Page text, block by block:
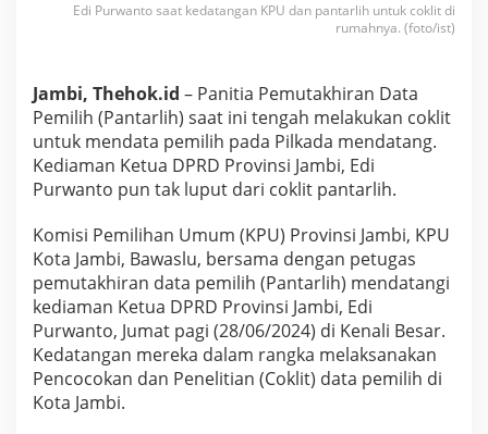
a
P
u
r
w
a
t
o
Edi Purwanto saat kedatangan KPU dan pantarlih untuk coklit di
rumahnya. (foto/ist)
Jambi, Thehok.id – Panitia Pemutakhiran Data
Pemilih (Pantarlih) saat ini tengah melakukan coklit
untuk mendata pemilih pada Pilkada mendatang.
Kediaman Ketua DPRD Provinsi Jambi, Edi
Purwanto pun tak luput dari coklit pantarlih.
Komisi Pemilihan Umum (KPU) Provinsi Jambi, KPU
Kota Jambi, Bawaslu, bersama dengan petugas
pemutakhiran data pemilih (Pantarlih) mendatangi
kediaman Ketua DPRD Provinsi Jambi, Edi
Purwanto, Jumat pagi (28/06/2024) di Kenali Besar.
Kedatangan mereka dalam rangka melaksanakan
Pencocokan dan Penelitian (Coklit) data pemilih di
Kota Jambi.